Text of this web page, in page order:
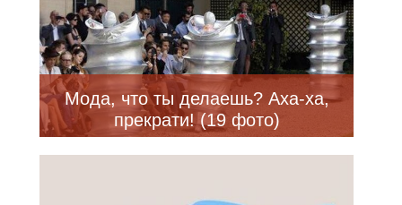
Мода, что ты делаешь? Аха-ха,
прекрати! (19 фото)